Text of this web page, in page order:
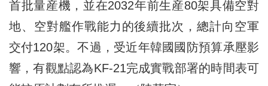
首批量産機，並在2032年前生産80架具備空對
地、空對艦作戰能力的後續批次，總計向空軍
交付120架。不過，受近年韓國國防預算承壓影
響，有觀點認為KF-21完成實戰部署的時間表可